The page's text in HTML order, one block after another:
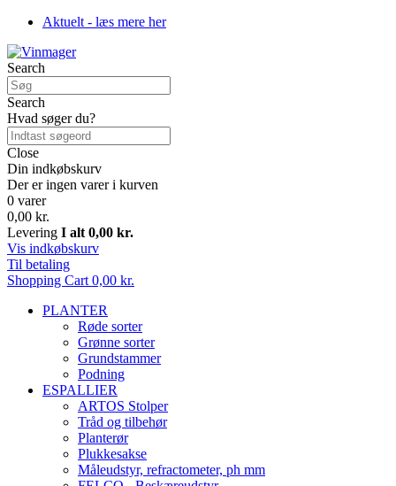
Aktuelt - læs mere her
Search
Search
Hvad søger du?
Close
Din indkøbskurv
Der er ingen varer i kurven
0 varer
0,00 kr.
Levering I alt 0,00 kr.
Vis indkøbskurv
Til betaling
Shopping Cart 0,00 kr.
PLANTER
Røde sorter
Grønne sorter
Grundstammer
Podning
ESPALLIER
ARTOS Stolper
Tråd og tilbehør
Planterør
Plukkesakse
Måleudstyr, refractometer, ph mm